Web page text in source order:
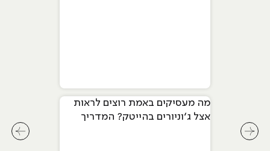
מה מעסיקים באמת רוצים לראות
אצל ג׳וניורים בהייטק? המדריך
לחץ לחץ לשיקופית קודמת בסליידר מאמרים